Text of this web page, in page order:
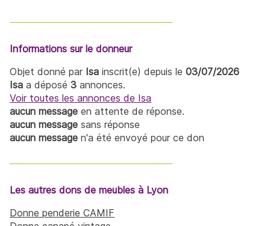
Informations sur le donneur
Objet donné par Isa inscrit(e) depuis le 03/07/2026
Isa a déposé 3 annonces.
Voir toutes les annonces de Isa
aucun message en attente de réponse.
aucun message sans réponse
aucun message n'a été envoyé pour ce don
Les autres dons de meubles à Lyon
Donne penderie CAMIF